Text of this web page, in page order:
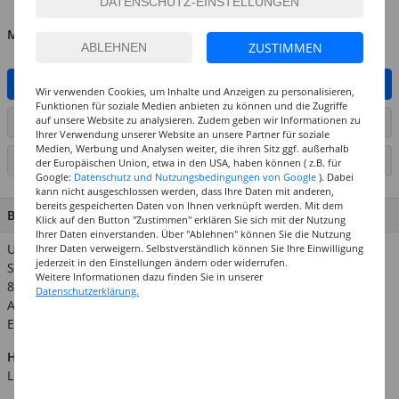
MENGE
ARTIKEL AUF WUNSCHLISTE SETZEN
SEITE DRUCKEN
BESCHREIBUNG
Unsere Bärenaugen aus Kunststoff sind, mit Stift und
Sicherheitsscheibe. Inhalt: 2 Stück im Beutel, Farbe: braun.
8mm-Augen sind ideal für eine Bärengröße von 20-30cm.
Achtung! Nicht für Kinder unter 3 Jahren geeignet.
Erstickungsgefahr wegen verschluckbarer Kleinteile.
Hinweis:
Lieferumfang enthalten.
ZUSTIMMEN
Wir verwenden Cookies, um Inhalte und Anzeigen zu personalisieren,
Funktionen für soziale Medien anbieten zu können und die Zugriffe
auf unsere Website zu analysieren. Zudem geben wir Informationen zu
Ihrer Verwendung unserer Website an unsere Partner für soziale
Medien, Werbung und Analysen weiter, die ihren Sitz ggf. außerhalb
der Europäischen Union, etwa in den USA, haben können ( z.B. für
Google: Datenschutz und Nutzungsbedingungen von Google ). Dabei
kann nicht ausgeschlossen werden, dass Ihre Daten mit anderen,
bereits gespeicherten Daten von Ihnen verknüpft werden. Mit dem
Klick auf den Button "Zustimmen" erklären Sie sich mit der Nutzung
Ihrer Daten einverstanden. Über "Ablehnen" können Sie die Nutzung
Ihrer Daten verweigern. Selbstverständlich können Sie Ihre Einwilligung
jederzeit in den Einstellungen ändern oder widerrufen.
Weitere Informationen dazu finden Sie in unserer
Datenschutzerklärung.